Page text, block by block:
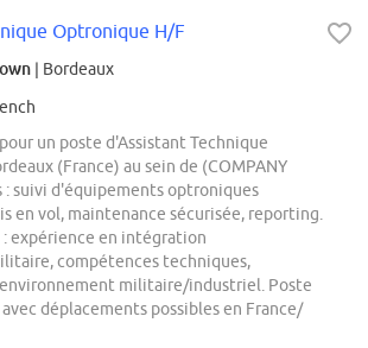
Optronique H/F
| Bordeaux
un poste d'Assistant Technique
(France) au sein de (COMPANY
: suivi d'équipements optroniques
en vol, maintenance sécurisée, reporting.
expérience en intégration
compétences techniques,
militaire/industriel. Poste
avec déplacements possibles en France/